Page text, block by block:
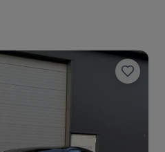
Royce Aston Martin
Maserati